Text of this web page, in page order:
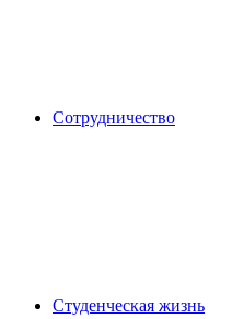
Сотрудничество
Студенческая жизнь